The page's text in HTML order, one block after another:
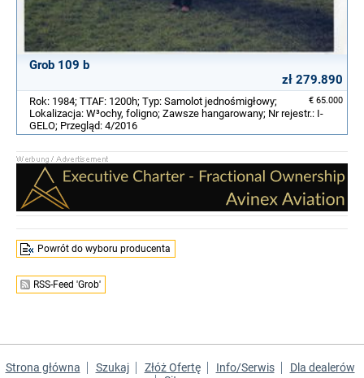
Grob 109 b
zł 279.890
€ 65.000
Rok: 1984; TTAF: 1200h; Typ: Samolot jednośmigłowy;
Lokalizacja: W³ochy, foligno; Zawsze hangarowany; Nr rejestr.: I-
GELO; Przegląd: 4/2016
Powrót do wyboru producenta
RSS-Feed 'Grob'
Strona główna Szukaj Złóż Ofertę Info/Serwis
Dla dealerów